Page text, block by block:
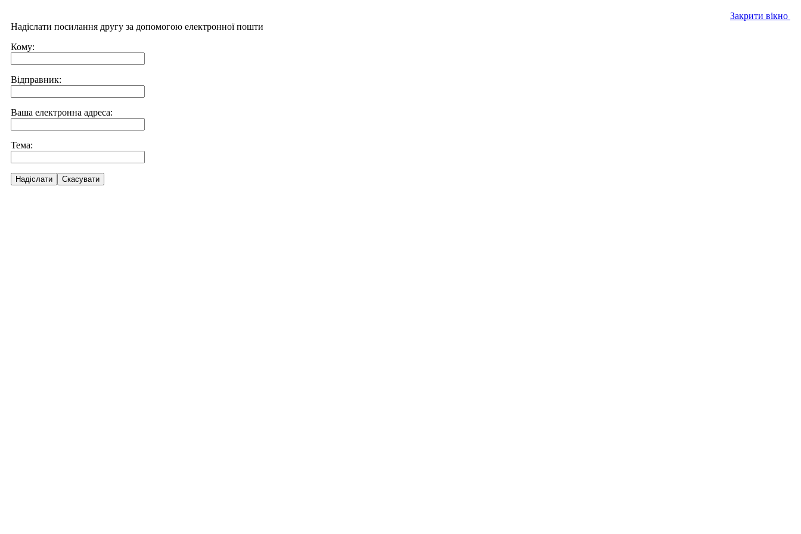
Закрити вікно
Надіслати посилання другу за допомогою електронної пошти
Кому:
Відправник:
Ваша електронна адреса:
Тема:
Надіслати Скасувати